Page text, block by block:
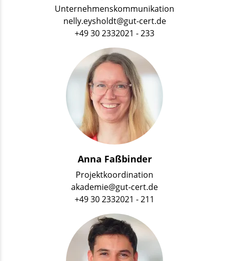
Unternehmenskommunikation
nelly.eysholdt@gut-cert.de
+49 30 2332021 - 233
Anna Faßbinder
Projektkoordination
akademie@gut-cert.de
+49 30 2332021 - 211